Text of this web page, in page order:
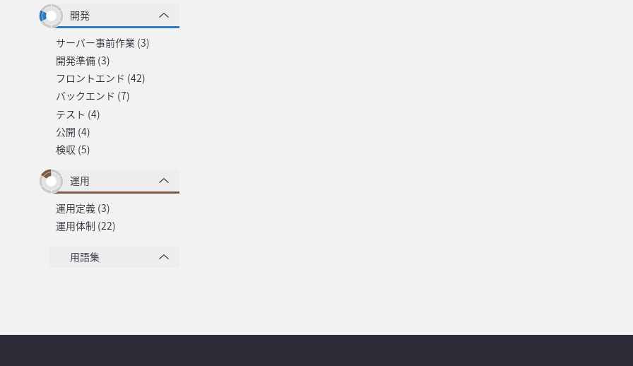
開発
サーバー事前作業 (3)
開発準備 (3)
フロントエンド (42)
バックエンド (7)
テスト (4)
公開 (4)
検収 (5)
運用
運用定義 (3)
運用体制 (22)
用語集